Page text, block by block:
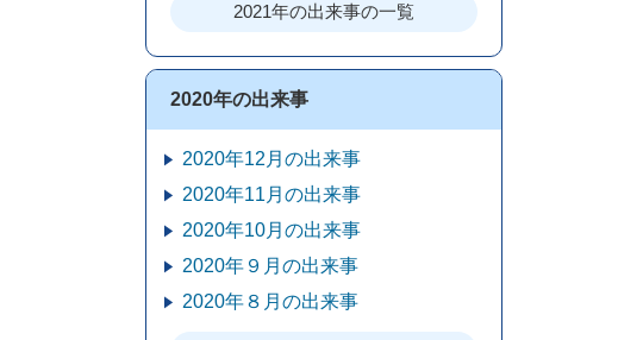
2021年の出来事の一覧
2020年の出来事
2020年12月の出来事
2020年11月の出来事
2020年10月の出来事
2020年９月の出来事
2020年８月の出来事